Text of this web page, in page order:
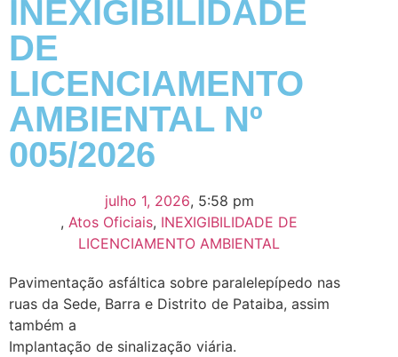
INEXIGIBILIDADE
DE
LICENCIAMENTO
AMBIENTAL Nº
005/2026
julho 1, 2026, 5:58 pm
, Atos Oficiais, INEXIGIBILIDADE DE
LICENCIAMENTO AMBIENTAL
Pavimentação asfáltica sobre paralelepípedo nas
ruas da Sede, Barra e Distrito de Pataiba, assim
também a
Implantação de sinalização viária.